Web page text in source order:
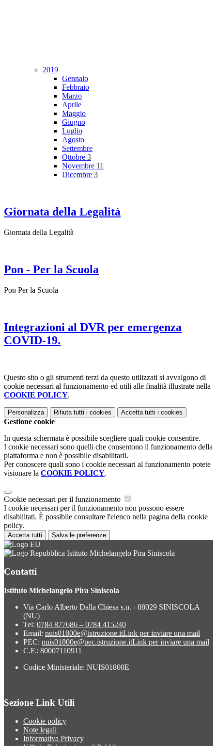
2019
Gennaio
Febbraio
Marzo
Aprile
Maggio
Giugno
Luglio
Agosto
Settembre
Ottobre 3
Novembre 11
Dicembre 3
Giornata della Legalità
Giornata della Legalità
Pon - Per la Scuola
Pon Per la Scuola
Integrazioni al DVR per emergenza
COVID-19.
Questo sito o gli strumenti terzi da questo utilizzati si avvalgono di
cookie necessari al funzionamento ed utili alle finalità illustrate nella
COOKIE POLICY.
Personalizza Rifiuta tutti i cookies Accetta tutti i cookies
Gestione cookie
In questa schermata è possibile scegliere quali cookie consentire.
I cookie necessari sono quelli che consentono il funzionamento della
piattaforma e non è possibile disabilitarli.
Per conoscere quali sono i cookie necessari al funzionamento potete
visionare la COOKIE POLICY.
Cookie necessari per il funzionamento
I cookie necessari per il funzionamento non possono essere
disabilitati. È possibile consultare l'elenco nella pagina della cookie
policy.
Accetta tutti Salva le preferenze
Istituto Michelangelo Pira Siniscola
Contatti
Istituto Michelangelo Pira Siniscola
Via Carlo Alberto Dalla Chiesa s.n. - 08029 SINISCOLA
(NU)
Tel: 0784 877686 – 0784 415240
Email: nuis01800e@istruzione.itLink per inviare una mail
PEC: nuis01800e@pec.istruzione.itLink per inviare una mail
C.F.: 80007110911
Codice Ministeriale: NUIS01800E
Sezione Link Utili
Cookie policy
Note legali
Informativa Privacy